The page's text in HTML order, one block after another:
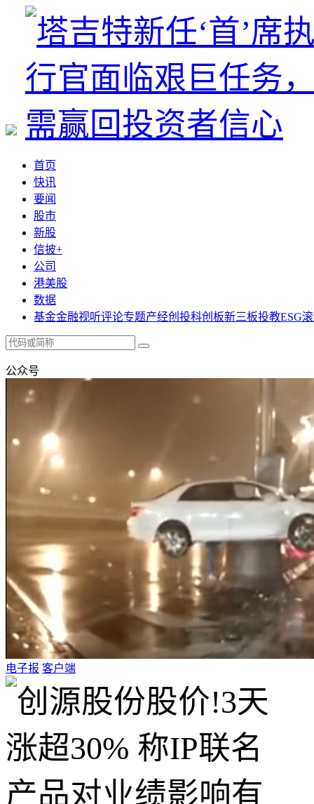
首页
快讯
要闻
股市
新股
信披+
公司
港美股
数据
基金金融视听评论专题产经创投科创板新三板投教ESG
公众号
电子报 客户端